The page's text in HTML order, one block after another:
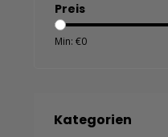
Preis
Min: €0
Kategorien